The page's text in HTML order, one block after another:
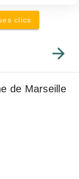
clics
de Marseille